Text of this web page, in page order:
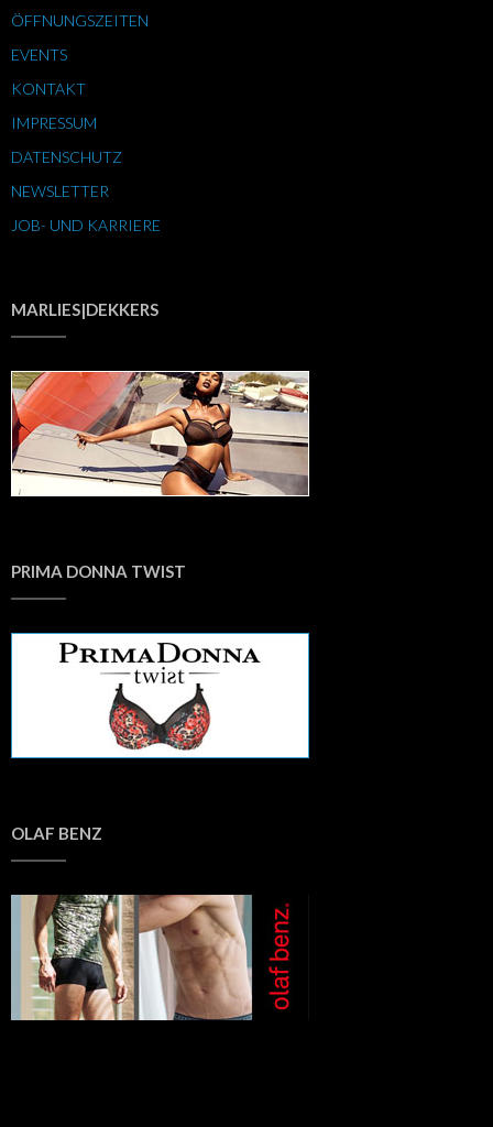
ÖFFNUNGSZEITEN
EVENTS
KONTAKT
IMPRESSUM
DATENSCHUTZ
NEWSLETTER
JOB- UND KARRIERE
MARLIES|DEKKERS
PRIMA DONNA TWIST
OLAF BENZ